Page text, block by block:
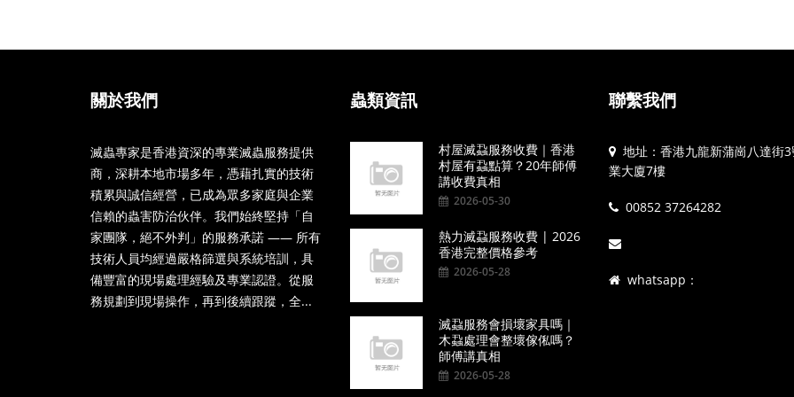
關於我們
滅蟲專家是香港資深的專業滅蟲服務提供
商，深耕本地市場多年，憑藉扎實的技術
積累與誠信經營，已成為眾多家庭與企業
信賴的蟲害防治伙伴。我們始終堅持「自
家團隊，絕不外判」的服務承諾 —— 所有
技術人員均經過嚴格篩選與系統培訓，具
備豐富的現場處理經驗及專業認證。從服
務規劃到現場操作，再到後續跟蹤，全...
蟲類資訊
村屋滅蝨服務收費｜香港
村屋有蝨點算？20年師傅
講收費真相
2026-05-30
熱力滅蝨服務收費 | 2026
香港完整價格參考
2026-05-28
滅蝨服務會損壞家具嗎｜
木蝨處理會整壞傢俬嗎？
師傅講真相
2026-05-28
聯繫我們
地址：香港九龍新蒲崗八達街
業大廈7樓
00852 37264282
whatsapp：